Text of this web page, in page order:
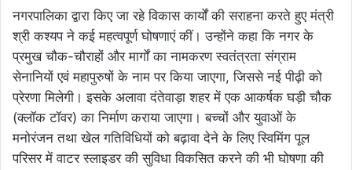
नगरपालिका द्वारा किए जा रहे विकास कार्यों की सराहना करते हुए मंत्री
श्री कश्यप ने कई महत्वपूर्ण घोषणाएं कीं। उन्होंने कहा कि नगर के
प्रमुख चौक-चौराहों और मार्गों का नामकरण स्वतंत्रता संग्राम
सेनानियों एवं महापुरुषों के नाम पर किया जाएगा, जिससे नई पीढ़ी को
प्रेरणा मिलेगी। इसके अलावा दंतेवाड़ा शहर में एक आकर्षक घड़ी चौक
(क्लॉक टॉवर) का निर्माण कराया जाएगा। बच्चों और युवाओं के
मनोरंजन तथा खेल गतिविधियों को बढ़ावा देने के लिए स्विमिंग पूल
परिसर में वाटर स्लाइडर की सुविधा विकसित करने की भी घोषणा की